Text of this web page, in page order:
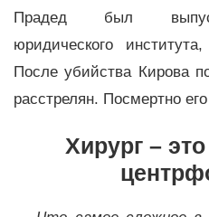
Прадед был
юридического
После убийства Кирова
расстрелян. Посмертно
Хирург –